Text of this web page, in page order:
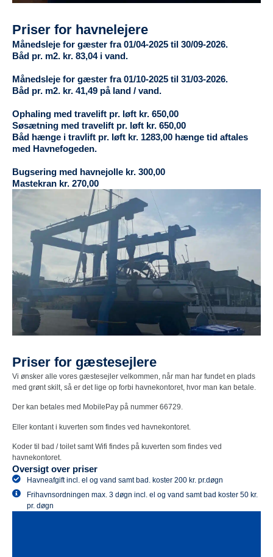
Priser for havnelejere
Månedsleje for gæster fra 01/04-2025 til 30/09-2026.
Båd pr. m2. kr. 83,04 i vand.
Månedsleje for gæster fra 01/10-2025 til 31/03-2026.
Båd pr. m2. kr. 41,49 på land / vand.
Ophaling med travelift pr. løft kr. 650,00
Søsætning med travelift pr. løft kr. 650,00
Båd hænge i travlift pr. løft kr. 1283,00 hænge tid aftales
med Havnefogeden.
Bugsering med havnejolle kr. 300,00
Mastekran kr. 270,00
Priser for gæstesejlere
Vi ønsker alle vores gæstesejler velkommen, når man har fundet en plads
med grønt skilt, så er det lige op forbi havnekontoret, hvor man kan betale.
Der kan betales med MobilePay på nummer 66729.
Eller kontant i kuverten som findes ved havnekontoret.
Koder til bad / toilet samt Wifi findes på kuverten som findes ved
havnekontoret.
Oversigt over priser
Havneafgift incl. el og vand samt bad. koster 200 kr. pr.døgn
Frihavnsordningen max. 3 døgn incl. el og vand samt bad koster 50 kr.
pr. døgn